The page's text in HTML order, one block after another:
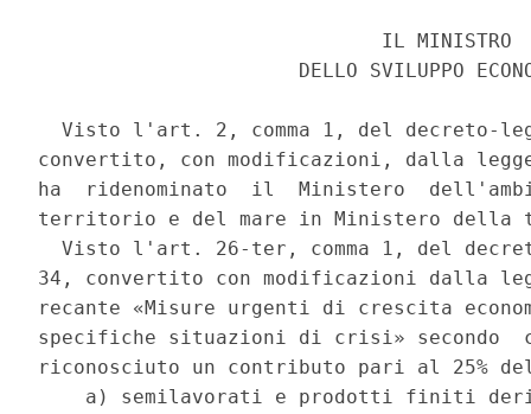
                             IL MINISTRO
DELLO SVILUPPO
Visto l'art. 2, comma 1, del decreto-
convertito, con modificazioni, dalla
ha  ridenominato  il  Ministero
territorio e del mare in Ministero della
Visto l'art. 26-ter, comma 1, del
34, convertito con modificazioni dalla
recante «Misure urgenti di crescita
specifiche situazioni di crisi» secondo
riconosciuto un contributo pari al 25%
a) semilavorati e prodotti finiti